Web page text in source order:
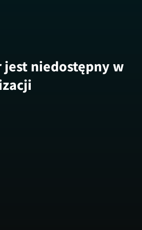
jest niedostępny w